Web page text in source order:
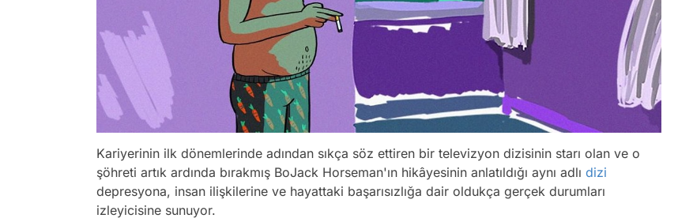
Kariyerinin ilk dönemlerinde adından sıkça söz ettiren bir televizyon dizisinin starı olan ve o
şöhreti artık ardında bırakmış BoJack Horseman'ın hikâyesinin anlatıldığı aynı adlı dizi
depresyona, insan ilişkilerine ve hayattaki başarısızlığa dair oldukça gerçek durumları
izleyicisine sunuyor.